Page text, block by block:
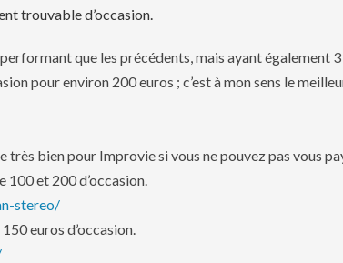
trouvable d’occasion.
que les précédents, mais ayant également 3
pour environ 200 euros ; c’est à mon sens le
bien pour Improvie si vous ne pouvez pas vous
100 et 200 d’occasion.
stereo/
euros d’occasion.